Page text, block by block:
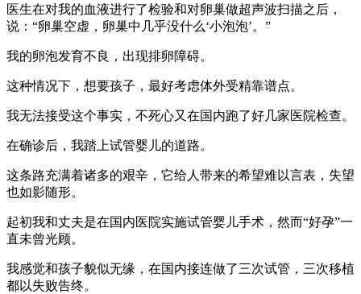
医生在对我的血液进行了检验和对卵巢做超声波扫描之后，
说：“卵巢空虚，卵巢中几乎没什么‘小泡泡’。”
我的卵泡发育不良，出现排卵障碍。
这种情况下，想要孩子，最好考虑体外受精靠谱点。
我无法接受这个事实，不死心又在国内跑了好几家医院检查。
在确诊后，我踏上试管婴儿的道路。
这条路充满着诸多的艰辛，它给人带来的希望难以言表，失望
也如影随形。
起初我和丈夫是在国内医院实施试管婴儿手术，然而“好孕”一
直未曾光顾。
我感觉和孩子貌似无缘，在国内接连做了三次试管，三次移植
都以失败告终。